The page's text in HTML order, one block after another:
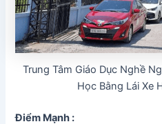
Trung Tâm Giáo Dục Nghề
Học Bằng Lái Xe
Điểm Mạnh :